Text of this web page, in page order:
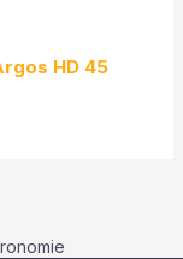
HD 45